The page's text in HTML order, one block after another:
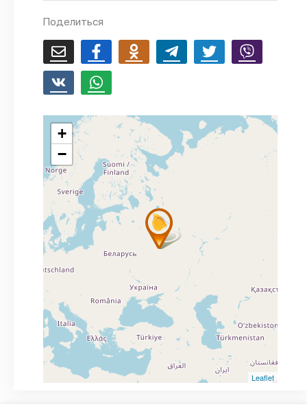
Поделиться
+
−
Leaflet